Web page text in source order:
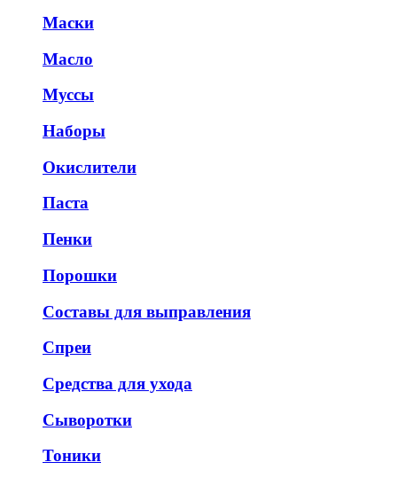
Маски
Масло
Муссы
Наборы
Окислители
Паста
Пенки
Порошки
Составы для выправления
Спреи
Средства для ухода
Сыворотки
Тоники